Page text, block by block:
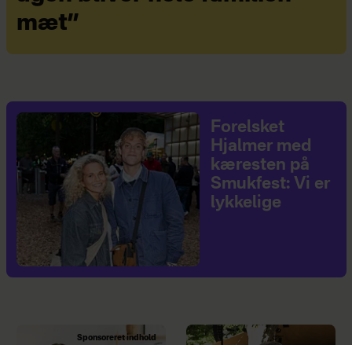
mæt”
Forelsket
Hjalmer med
kæresten på
Smukfest: Vi er
lykkelige
Sponsoreret indhold